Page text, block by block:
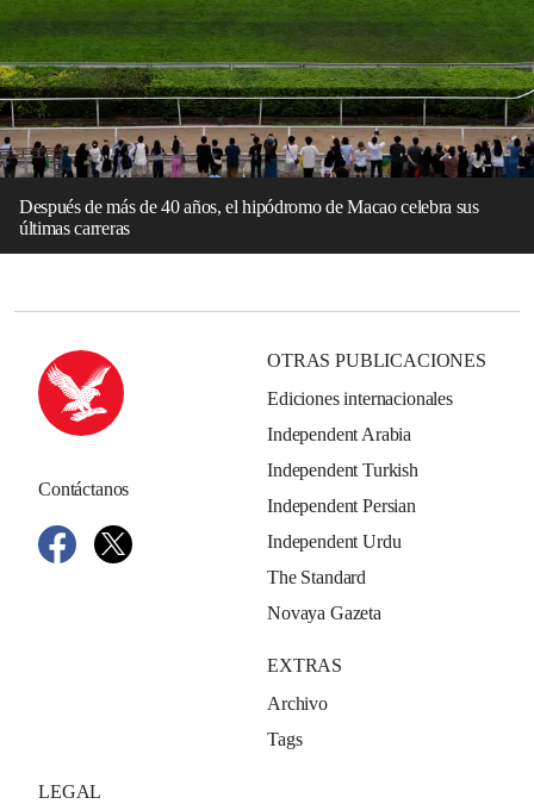
Después de más de 40 años, el hipódromo de Macao celebra sus
últimas carreras
Contáctanos
OTRAS PUBLICACIONES
Ediciones internacionales
Independent Arabia
Independent Turkish
Independent Persian
Independent Urdu
The Standard
Novaya Gazeta
EXTRAS
Archivo
Tags
LEGAL